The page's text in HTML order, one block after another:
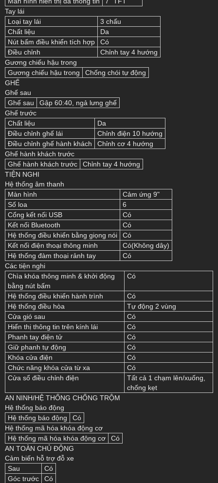
Tay lái
Loại tay lái
3 chấu
Chất liệu
Da
Nút bấm điều khiển tích hợp
Có
Điều chỉnh
Chỉnh tay 4 hướng
Gương chiếu hậu trong
Gương chiếu hậu trong
Chống chói tự động
GHẾ
Ghế sau
Ghế sau
Gập 60:40, ngả lưng ghế
Ghế trước
Chất liệu
Da
Điều chỉnh ghế lái
Chỉnh điện 10 hướng
Điều chỉnh ghế hành khách
Chỉnh cơ 4 hướng
Ghế hành khách trước
Ghế hành khách trước
Chỉnh tay 4 hướng
TIỆN NGHI
Hệ thống âm thanh
Màn hình
Cảm ứng 9"
Số loa
6
Cổng kết nối USB
Có
Kết nối Bluetooth
Có
Hệ thống điều khiển bằng giọng nói
Có
Kết nối điện thoại thông minh
Có(Không dây)
Hệ thống đàm thoại rảnh tay
Có
Các tiện nghi
Chìa khóa thông minh & khởi động
bằng nút bấm
Có
Hệ thống điều khiển hành trình
Có
Hệ thống điều hòa
Tự động 2 vùng
Cửa gió sau
Có
Hiển thị thông tin trên kính lái
Có
Phanh tay điện tử
Có
Giữ phanh tự động
Có
Khóa cửa điện
Có
Chức năng khóa cửa từ xa
Có
Cửa sổ điều chỉnh điện
Tất cả 1 chạm lên/xuống,
chống kẹt
AN NINH/HỆ THỐNG CHỐNG TRỘM
Hệ thống báo động
Hệ thống báo động
Có
Hệ thống mã hóa khóa động cơ
Hệ thống mã hóa khóa động cơ
Có
AN TOÀN CHỦ ĐỘNG
Cảm biến hỗ trợ đỗ xe
Sau
Có
Góc trước
Có